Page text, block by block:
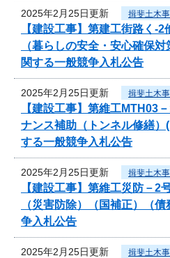
2025年2月25日更新 揖斐土木
【建設工事】第建工街路
（暮らしの安全・安心確保
関する一般競争入札公告
2025年2月25日更新 揖斐土木
【建設工事】第維工
ナンス補助（トンネル修繕）
する一般競争入札公告
2025年2月25日更新 揖斐土木
【建設工事】第維工災防－
（災害防除）（国補正）（
争入札公告
2025年2月25日更新 揖斐土木